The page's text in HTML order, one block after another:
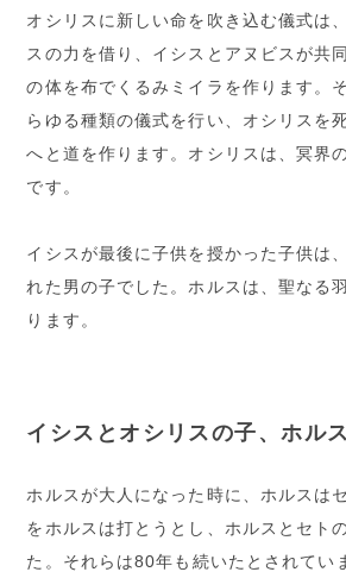
オシリスに新しい命を吹き込む儀式は
スの力を借り、イシスとアヌビスが共
の体を布でくるみミイラを作ります。
らゆる種類の儀式を行い、オシリスを
へと道を作ります。オシリスは、冥界
です。
イシスが最後に子供を授かった子供は
れた男の子でした。ホルスは、聖なる
ります。
イシスとオシリスの子、ホルス
ホルスが大人になった時に、ホルスは
をホルスは打とうとし、ホルスとセト
た。それらは80年も続いたとされてい